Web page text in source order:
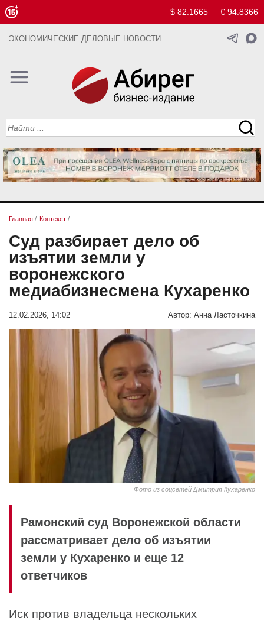
$ 82.1665 € 94.8366
ЭКОНОМИЧЕСКИЕ ДЕЛОВЫЕ НОВОСТИ
Главная / Контекст /
Суд разбирает дело об
изъятии земли у
воронежского
медиабизнесмена Кухаренко
12.02.2026, 14:02 Автор: Анна Ласточкина
Фото из соцсетей Дмитрия Кухаренко
Рамонский суд Воронежской области
рассматривает дело об изъятии
земли у Кухаренко и еще 12
ответчиков
Иск против владельца нескольких